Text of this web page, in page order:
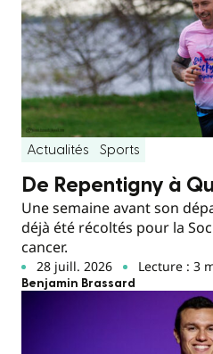
Actualités Sports
De Repentigny à
Une semaine avant son
déjà été récoltés pour la
cancer.
28 juill. 2026 Lecture : 3
Benjamin Brassard